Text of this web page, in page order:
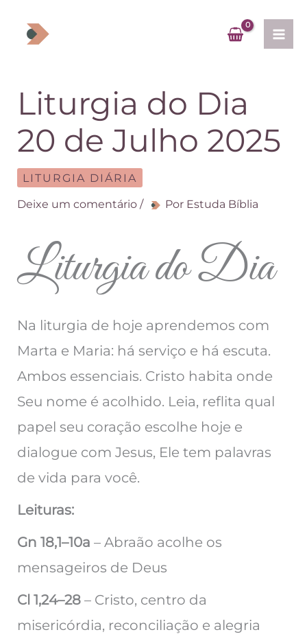
Liturgia do Dia
20 de Julho 2025
LITURGIA DIÁRIA
Deixe um comentário / Por Estuda Bíblia
Liturgia do Dia
Na liturgia de hoje aprendemos com
Marta e Maria: há serviço e há escuta.
Ambos essenciais. Cristo habita onde
Seu nome é acolhido. Leia, reflita qual
papel seu coração escolhe hoje e
dialogue com Jesus, Ele tem palavras
de vida para você.
Leituras:
Gn 18,1–10a – Abraão acolhe os
mensageiros de Deus
Cl 1,24–28 – Cristo, centro da
misericórdia, reconciliação e alegria